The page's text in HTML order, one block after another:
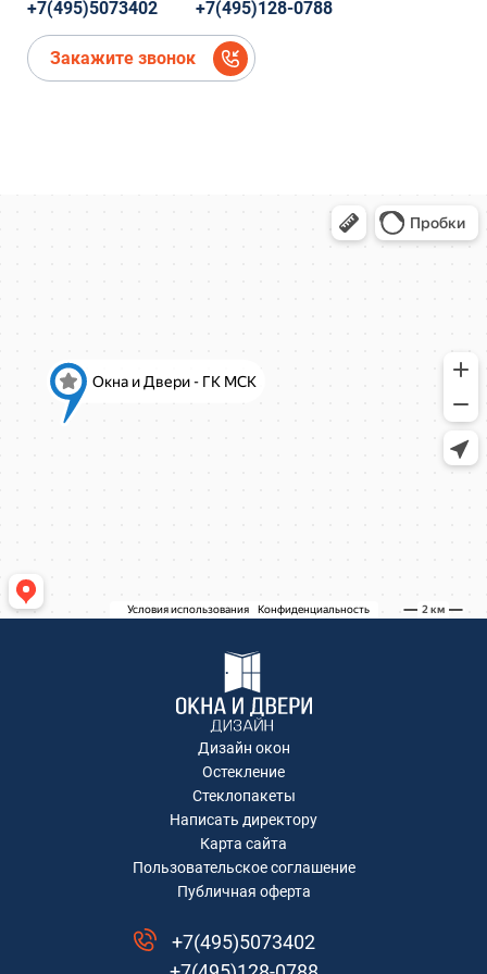
микрорайон Новое Павлино, Балашиха,
Московская область,
микрорайон Новое Павлино, Балашиха,
Коминтерна, 22
Ивантеевка, Хлебозаводская улица, 30
Коминтерна, 22
Коминтерна, 22
Коминтерна, 22
Коминтерна, 22
Коминтерна, 22
Рождественская, д.2
Коминтерна, 22
Коминтерна, 22
Москва, Ленинградский проспект дом
д. Степаново
+7(495)5073402 +7(495)128-0788
Закажите звонок
Дизайн окон
Остекление
Стеклопакеты
Написать директору
Карта сайта
Пользовательское соглашение
Публичная оферта
+7(495)5073402